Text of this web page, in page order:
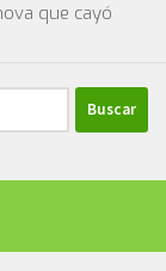
que cayó